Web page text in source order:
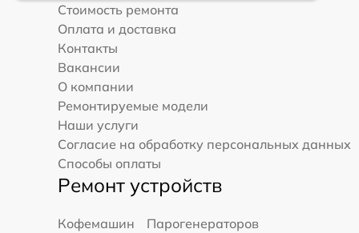
Стоимость ремонта
Оплата и доставка
Контакты
Вакансии
О компании
Ремонтируемые модели
Наши услуги
Согласие на обработку персональных данных
Способы оплаты
Ремонт устройств
Кофемашин
Парогенераторов